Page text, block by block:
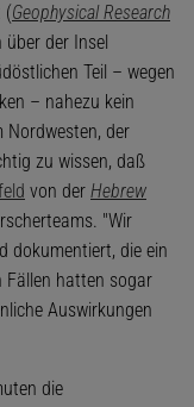
(Geophysical Research
der Insel
Teil – wegen
– nahezu kein
Nordwesten, der
zu wissen, daß
von der Hebrew
"Wir
dokumentiert, die ein
Fällen hatten sogar
Auswirkungen
die